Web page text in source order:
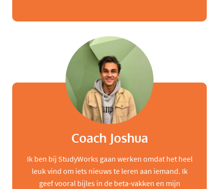
Coach Joshua
Ik ben bij StudyWorks gaan werken omdat het heel
leuk vind om iets nieuws te leren aan iemand. Ik
geef vooral bijles in de beta-vakken en mijn